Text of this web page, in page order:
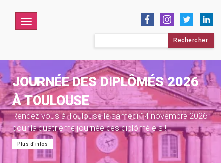
Menu
JOURNÉE DES DIPLÔMÉS 2026
À TOULOUSE
Rendez-vous à Toulouse le samedi 14 novembre 2026
pour la quatrième journée des diplômé·e·s !
Plus d'infos